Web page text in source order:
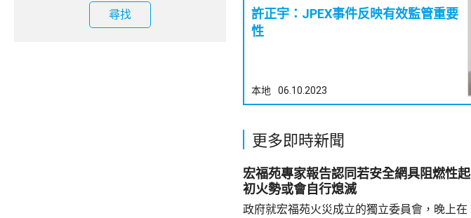
尋找
許正宇：JPEX事件反映有效監管重要
性
本地 06.10.2023
更多即時新聞
宏福苑專家報告認同若安全網具阻燃性起
初火勢或會自行熄滅
政府就宏福苑火災成立的獨立委員會，晚上在